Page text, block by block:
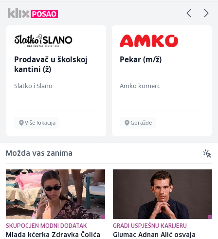
Prodavač u školskoj
kantini (ž)
Slatko i Slano
Više lokacija
Pekar (m/ž)
Amko komerc
Goražde
Možda vas zanima
SKUPOCJEN MODNI DODATAK
Mlađa kćerka Zdravka Čolića
GRADI USPJEŠNU KARIJERU
Glumac Adnan Alić osvaja